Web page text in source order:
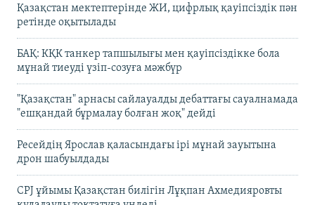
Қазақстан мектептерінде ЖИ, цифрлық қауіпсіздік пән
ретінде оқытылады
БАҚ: КҚК танкер тапшылығы мен қауіпсіздікке бола
мұнай тиеуді үзіп-созуға мәжбүр
"Қазақстан" арнасы сайлауалды дебаттағы сауалнамада
"ешқандай бұрмалау болған жоқ" дейді
Ресейдің Ярослав қаласындағы ірі мұнай зауытына
дрон шабуылдады
CPJ ұйымы Қазақстан билігін Лұқпан Ахмедияровты